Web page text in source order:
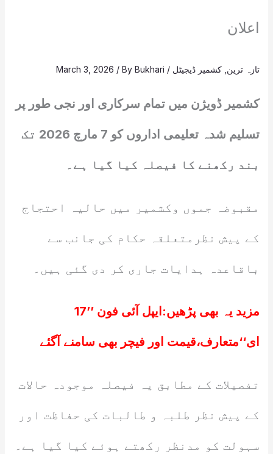
اعلان
تازہ ترین کشمیر ڈیجیٹل /
March 3, 2026 / ByBukhari
کشمیر ڈویژن میں تمام سرکاری اور نجی طور پر
تسلیم شدہ تعلیمی اداروں کو 7 مارچ 2026 تک
بند رکھنے کا فیصلہ کیا گیا ہے۔
مقبوضہ جموں وکشمیر میں حالیہ احتجاج
کے پیش نظرمتعلقہ حکام کی جانب سے
باقاعدہ ہدایات جاری کر دی گئی ہیں۔
مزید یہ بھی پڑھیں: ایپل آئی فون ’’17
ای‘‘متعارف،قیمت اور فیچر بھی سامنے آگئے
تفصیلات کے مطابق یہ فیصلہ موجودہ حالات
کے پیش نظر طلبہ و طالبات کی حفاظت اور
سہولت کو مدنظر رکھتے ہوئے کیا گیا ہے۔